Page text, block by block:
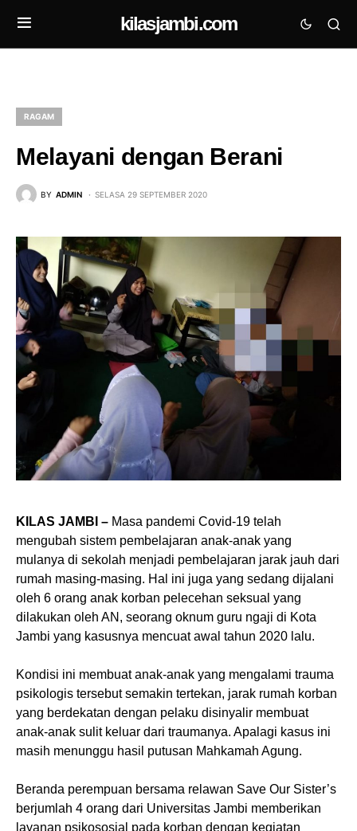
kilasjambi.com
RAGAM
Melayani dengan Berani⁣ ⁣
BY ADMIN SELASA 29 SEPTEMBER 2020
KILAS JAMBI – Masa pandemi Covid-19 telah
mengubah sistem pembelajaran anak-anak yang
mulanya di sekolah menjadi pembelajaran jarak jauh dari
rumah masing-masing. Hal ini juga yang sedang dijalani
oleh 6 orang anak korban pelecehan seksual yang
dilakukan oleh AN, seorang oknum guru ngaji di Kota
Jambi yang kasusnya mencuat awal tahun 2020 lalu.⁣
Kondisi ini membuat anak-anak yang mengalami trauma
psikologis tersebut semakin tertekan, jarak rumah korban
yang berdekatan dengan pelaku disinyalir membuat
anak-anak sulit keluar dari traumanya. Apalagi kasus ini
masih menunggu hasil putusan Mahkamah Agung.
Beranda perempuan bersama relawan Save Our Sister’s
berjumlah 4 orang dari Universitas Jambi memberikan
layanan psikososial pada korban dengan kegiatan